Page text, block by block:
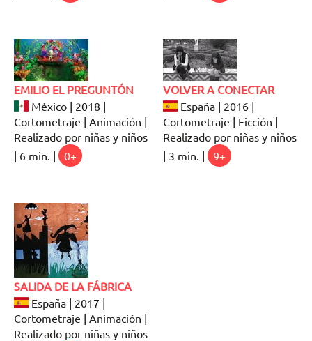
EMILIO EL PREGUNTÓN
México | 2018 |
Cortometraje | Animación |
Realizado por niñas y niños
| 6 min. |
0+
VOLVER A CONECTAR
España | 2016 |
Cortometraje | Ficción |
Realizado por niñas y niños
| 3 min. |
9+
SALIDA DE LA FÁBRICA
España | 2017 |
Cortometraje | Animación |
Realizado por niñas y niños